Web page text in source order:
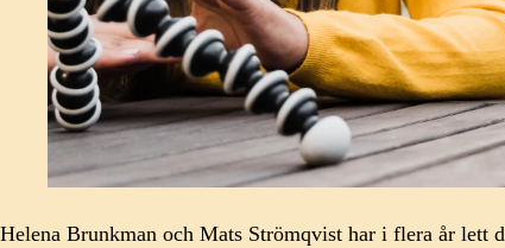
Helena Brunkman och Mats Strömqvist har i flera år lett